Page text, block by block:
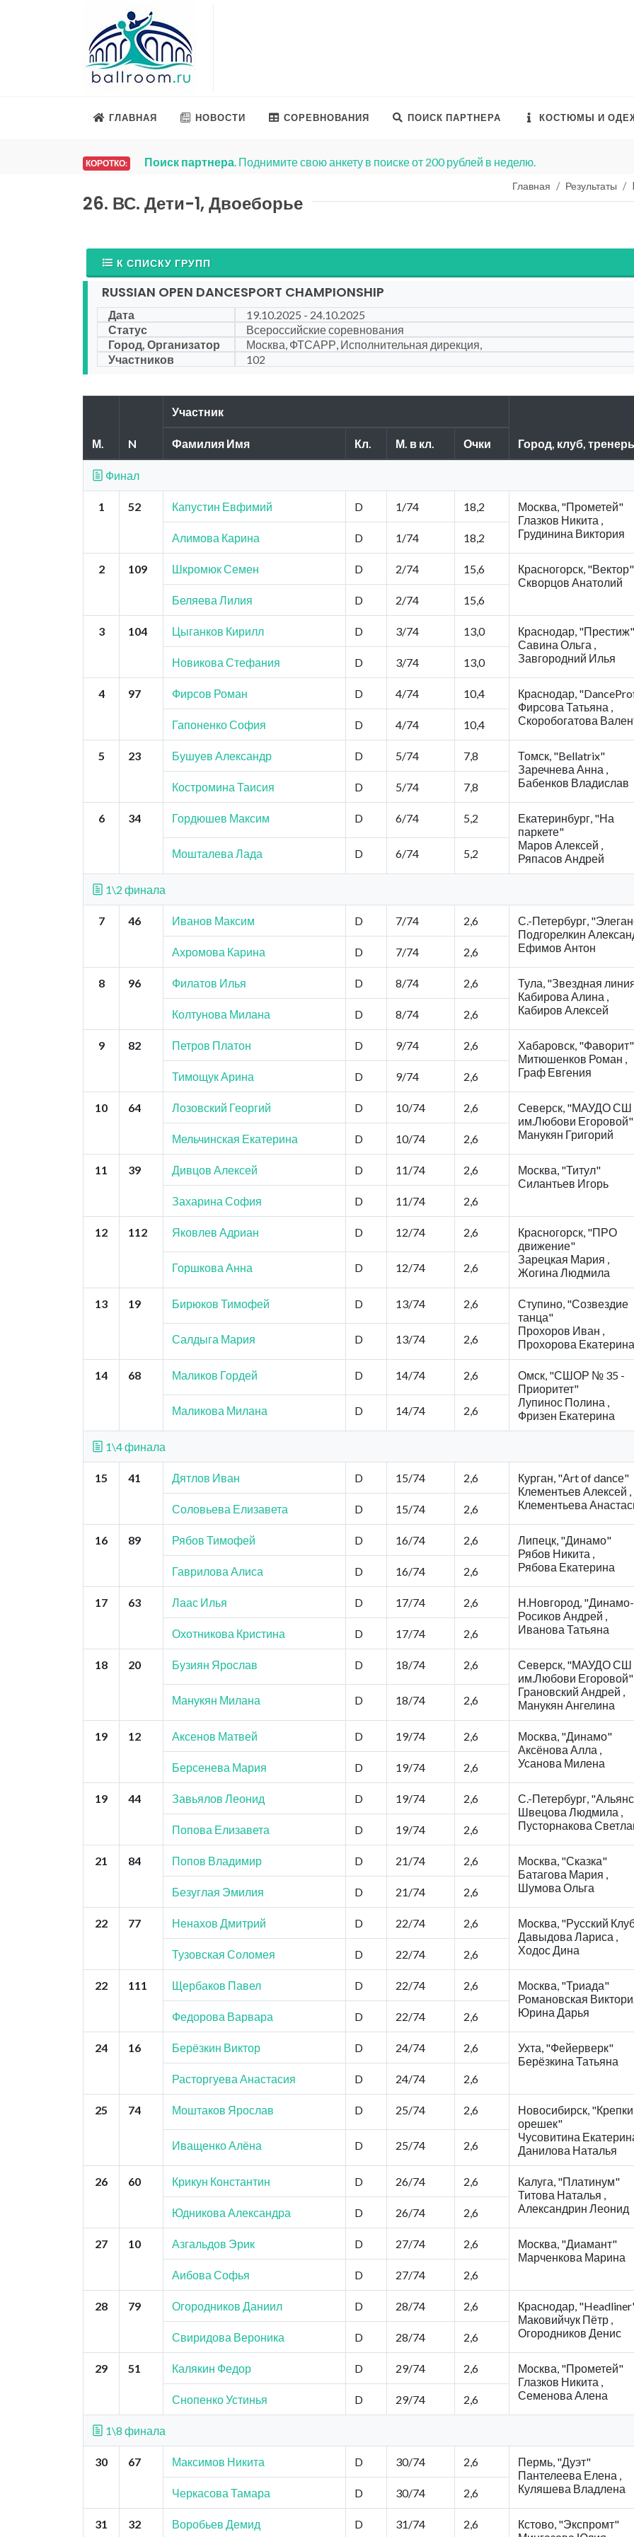
ГЛАВНАЯ НОВОСТИ СОРЕВНОВАНИЯ ПОИСК ПАРТНЕРА КОСТЮМЫ И
КОРОТКО: Поиск партнера. Поднимите свою анкету в поиске от 200 рублей в неделю.
Главная Результаты
26. ВС. Дети-1, Двоеборье
К СПИСКУ ГРУПП
RUSSIAN OPEN DANCESPORT CHAMPIONSHIP
Дата
19.10.2025 - 24.10.2025
Статус
Всероссийские соревнования
Город, Организатор
Москва, ФТСАРР, Исполнительная дирекция,
Участников
102
М. N
Участник
Город, клуб,
Фамилия Имя Кл. М. в кл. Очки
Финал
1 52 Капустин Евфимий D 1/74 18,2
Москва, "Прометей"
Глазков Никита ,
Грудинина Виктория
Алимова Карина D 1/74 18,2
2 109 Шкромюк Семен D 2/74 15,6
Красногорск, "Вектор"
Скворцов Анатолий
Беляева Лилия
D 2/74 15,6
3 104 Цыганков Кирилл D 3/74 13,0
Краснодар, "Престиж"
Савина Ольга ,
Завгородний Илья
Новикова Стефания D 3/74 13,0
4 97 Фирсов Роман D 4/74 10,4
Краснодар,
Фирсова Татьяна ,
Скоробогатова
Гапоненко София D 4/74 10,4
5 23 Бушуев Александр D 5/74 7,8
Томск, "Bellatrix"
Заречнева Анна ,
Бабенков Владислав
Костромина Таисия D 5/74 7,8
6 34 Гордюшев Максим D 6/74 5,2
Екатеринбург, "На
паркете"
Маров Алексей ,
Ряпасов Андрей
Мошталева Лада D 6/74 5,2
1\2 финала
7 46 Иванов Максим D 7/74 2,6
С.-Петербург,
Подгорелкин
Ефимов Антон
Ахромова Карина D 7/74 2,6
8 96 Филатов Илья D 8/74 2,6
Тула, "Звездная
Кабирова Алина ,
Кабиров Алексей
Колтунова Милана D 8/74 2,6
9 82 Петров Платон D 9/74 2,6
Хабаровск, "Фаворит"
Митюшенков Роман ,
Граф Евгения
Тимощук Арина D 9/74 2,6
10 64 Лозовский Георгий D 10/74 2,6
Северск, "МАУДО СШ
им.Любови Егоровой"
Манукян Григорий
Мельчинская Екатерина D 10/74 2,6
11 39 Дивцов Алексей D 11/74 2,6
Москва, "Титул"
Силантьев Игорь
Захарина София
D 11/74 2,6
12 112 Яковлев Адриан D 12/74 2,6
Красногорск, "ПРО
движение"
Зарецкая Мария ,
Жогина Людмила
Горшкова Анна D 12/74 2,6
13 19 Бирюков Тимофей D 13/74 2,6
Ступино, "Созвездие
танца"
Прохоров Иван ,
Прохорова Екатерина
Салдыга Мария D 13/74 2,6
14 68 Маликов Гордей D 14/74 2,6
Омск, "СШОР № 35 -
Приоритет"
Лупинос Полина ,
Фризен Екатерина
Маликова Милана D 14/74 2,6
1\4 финала
15 41 Дятлов Иван D 15/74 2,6
Курган, "Аrt оf dаnсе"
Клементьев Алексей ,
Клементьева
Соловьева Елизавета D 15/74 2,6
16 89 Рябов Тимофей D 16/74 2,6
Липецк, "Динамо"
Рябов Никита ,
Рябова Екатерина
Гаврилова Алиса D 16/74 2,6
17 63 Лаас Илья D 17/74 2,6
Н.Новгород,
Росиков Андрей ,
Иванова Татьяна
Охотникова Кристина D 17/74 2,6
18 20 Бузиян Ярослав D 18/74 2,6
Северск, "МАУДО СШ
им.Любови Егоровой"
Грановский Андрей ,
Манукян Ангелина
Манукян Милана D 18/74 2,6
19 12 Аксенов Матвей D 19/74 2,6
Москва, "Динамо"
Аксёнова Алла ,
Усанова Милена
Берсенева Мария D 19/74 2,6
19 44 Завьялов Леонид D 19/74 2,6
С.-Петербург,
Швецова Людмила ,
Пусторнакова
Попова Елизавета D 19/74 2,6
21 84 Попов Владимир D 21/74 2,6
Москва, "Сказка"
Батагова Мария ,
Шумова Ольга
Безуглая Эмилия D 21/74 2,6
22 77 Ненахов Дмитрий D 22/74 2,6
Москва, "Русский
Давыдова Лариса ,
Ходос Дина
Тузовская Соломея D 22/74 2,6
22 111 Щербаков Павел D 22/74 2,6
Москва, "Триада"
Романовская
Юрина Дарья
Федорова Варвара D 22/74 2,6
24 16 Берёзкин Виктор D 24/74 2,6
Ухта, "Фейерверк"
Берёзкина Татьяна
Расторгуева Анастасия
D 24/74 2,6
25 74 Моштаков Ярослав D 25/74 2,6
Новосибирск,
орешек"
Чусовитина
Данилова Наталья
Иващенко Алёна D 25/74 2,6
26 60 Крикун Константин D 26/74 2,6
Калуга, "Платинум"
Титова Наталья ,
Александрин Леонид
Юдникова Александра D 26/74 2,6
27 10 Азгальдов Эрик D 27/74 2,6
Москва, "Диамант"
Марченкова Марина
Аибова Софья
D 27/74 2,6
28 79 Огородников Даниил D 28/74 2,6
Краснодар,
Маковийчук Пётр ,
Огородников Денис
Свиридова Вероника D 28/74 2,6
29 51 Калякин Федор D 29/74 2,6
Москва, "Прометей"
Глазков Никита ,
Семенова Алена
Снопенко Устинья D 29/74 2,6
1\8 финала
30 67 Максимов Никита D 30/74 2,6
Пермь, "Дуэт"
Пантелеева Елена ,
Куляшева Владлена
Черкасова Тамара D 30/74 2,6
31 32 Воробьев Демид D 31/74 2,6
Кстово, "Экспромт"